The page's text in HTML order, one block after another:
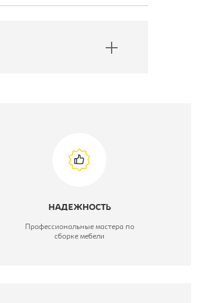
НАДЕЖНОСТЬ
Профессиональные мастера по
сборке мебели